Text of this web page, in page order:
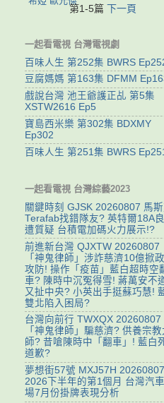
第1-5篇 下一頁
一起看電視 台灣電視劇
百味人生 第252集 BWRS
豆腐媽媽 第163集 DFMM
戲說台灣 池王爺護正乩 第5集
XSTW2616 Ep5
寶島西米樂 第302集 BDXMY
Ep302
百味人生 第251集 BWRS
一起看電視 台灣綜藝2023
關鍵時刻 GJSK 20260807 馬
Terafab找錯隊友? 英特爾18A
遭質疑 台積電加碼火力展示!?
前進新台灣 QJXTW 20260807
「神鬼律師」涉詐慈濟10億掀
攻防! 操作「疫苗」藍白超時空
車? 陳時中沉冤得雪! 蔣萬安不
又扯中央? 小英出手挺蘇巧慧!
雙北陷入困局?
台灣向前行 TWXQX 20260807
「神鬼律師」騙慈濟? 供養宗教
師? 昔嗆陳時中「翻車」! 藍白
道歉?
夢想街57號 MXJ57H 20260807
2026下半年的第1個月 台灣汽
場7月份掛牌表現分析